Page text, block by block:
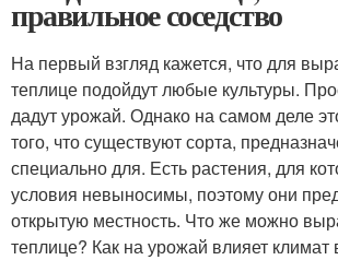
правильное соседство
На первый взгляд кажется, что для
теплице подойдут любые культуры.
дадут урожай. Однако на самом деле
того, что существуют сорта,
специально для. Есть растения, для
условия невыносимы, поэтому они
открытую местность. Что же можно
теплице? Как на урожай влияет климат